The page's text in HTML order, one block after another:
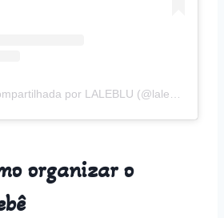
organizar o